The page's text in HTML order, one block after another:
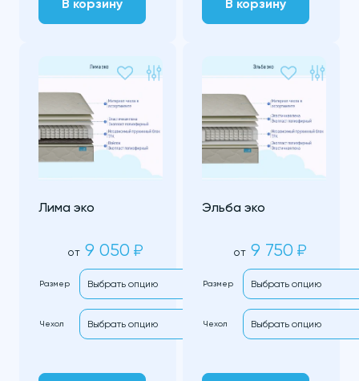
В корзину В корзину
Лима эко
от 9 050 ₽
Размер
Чехол
Эльба эко
от 9 750 ₽
Размер
Чехол